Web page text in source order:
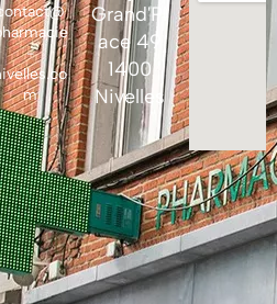
-
m
Grand'Pl
ace 49
1400
Nivelles